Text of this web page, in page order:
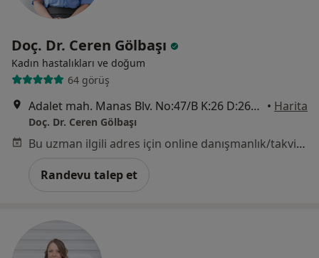
Doç. Dr. Ceren Gölbaşı
Kadın hastalıkları ve doğum
64 görüş
Adalet mah. Manas Blv. No:47/B K:26 D:2608 Folkart Towers A, İzmir • Harita
Doç. Dr. Ceren Gölbaşı
Bu uzman ilgili adres için online danışmanlık/takvim sunmuyor.
Randevu talep et